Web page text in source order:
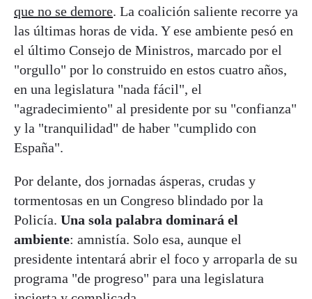
que no se demore. La coalición saliente recorre ya
las últimas horas de vida. Y ese ambiente pesó en
el último Consejo de Ministros, marcado por el
"orgullo" por lo construido en estos cuatro años,
en una legislatura "nada fácil", el
"agradecimiento" al presidente por su "confianza"
y la "tranquilidad" de haber "cumplido con
España".
Por delante, dos jornadas ásperas, crudas y
tormentosas en un Congreso blindado por la
Policía. Una sola palabra dominará el
ambiente: amnistía. Solo esa, aunque el
presidente intentará abrir el foco y arroparla de su
programa "de progreso" para una legislatura